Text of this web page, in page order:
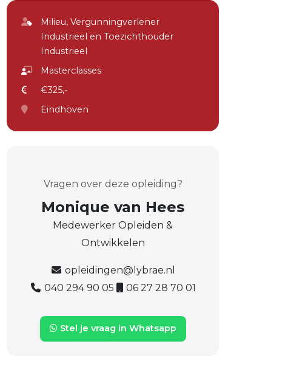
Milieu, Vergunningverlener
Industrieel en Toezichthouder
Industrieel
Masterclasses
€325,-
Eindhoven
Vragen over deze opleiding?
Monique van Hees
Medewerker Opleiden &
Ontwikkelen
opleidingen@lybrae.nl
040 294 90 05
06 27 28 70 01
Stel je vraag in Whatsapp